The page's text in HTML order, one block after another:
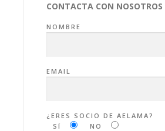
CONTACTA CON NOSOTROS
NOMBRE
EMAIL
¿ERES SOCIO DE AELAMA?
SÍ
NO